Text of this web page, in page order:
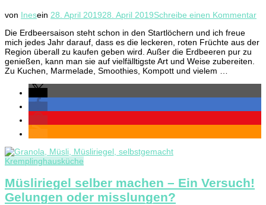
von Inesein 28. April 201928. April 2019Schreibe einen Kommentarzu
Die Erdbeersaison steht schon in den Startlöchern und ich freue
mich jedes Jahr darauf, dass es die leckeren, roten Früchte aus der
Region überall zu kaufen geben wird. Außer die Erdbeeren pur zu
genießen, kann man sie auf vielfälltigste Art und Weise zubereiten.
Zu Kuchen, Marmelade, Smoothies, Kompott und vielem …
Kremplinghausküche
Müsliriegel selber machen – Ein Versuch!
Gelungen oder misslungen?